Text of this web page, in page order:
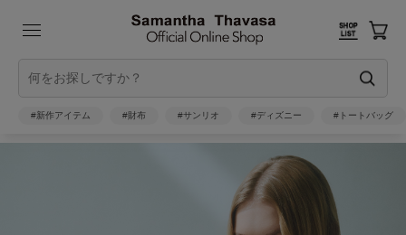
#新作アイテム #財布 #サンリオ #ディズニー #トートバッグ